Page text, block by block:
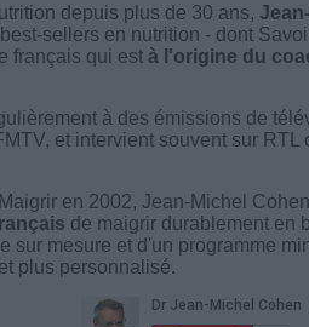
depuis plus de 30 ans,
sellers en nutrition - dont
français qui est à l'origine du
à des émissions de
et intervient souvent sur RTL
en 2002, Jean-Michel
de maigrir durablement en
sur mesure et d'un programme
plus personnalisé.